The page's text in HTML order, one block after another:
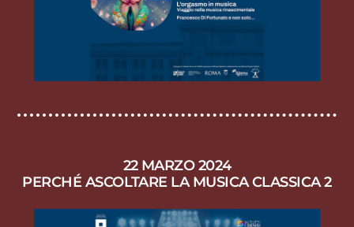
22 MARZO 2024
PERCHÉ ASCOLTARE LA MUSICA CLASSICA 2